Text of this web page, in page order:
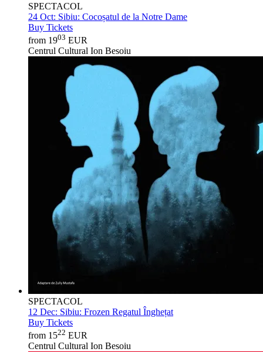
SPECTACOL
24 Oct: Sibiu: Cocoșatul de la Notre Dame
Buy Tickets
from 1903 EUR
Centrul Cultural Ion Besoiu
SPECTACOL
12 Dec: Sibiu: Frozen Regatul Înghețat
Buy Tickets
from 1522 EUR
Centrul Cultural Ion Besoiu